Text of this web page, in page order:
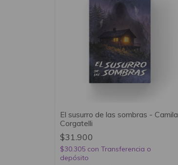
El susurro de las sombras - Camila
Corgatelli
$31.900
$30.305 con Transferencia o
depósito